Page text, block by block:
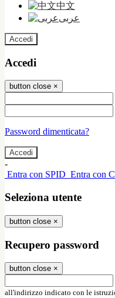
中文
عربى
Accedi
Accedi
button close ×
Password dimenticata?
-
Entra con SPID Entra con
Seleziona utente
button close ×
Recupero password
button close ×
all'indirizzo indicato con le